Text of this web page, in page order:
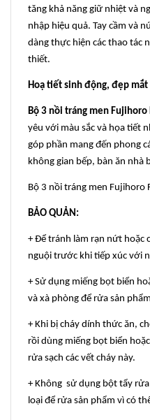
tăng khả năng giữ nhiệt và
nhập hiệu quả. Tay cầm và
dàng thực hiện các thao tác
thiết.
Hoạ tiết sinh động, đẹp mắt
Bộ 3 nồi tráng men Fujihoro
yêu với màu sắc và họa tiết
góp phần mang đến phong
không gian bếp, bàn ăn nhà
Bộ 3 nồi tráng men Fujihoro
BẢO QUẢN:
+ Để tránh làm rạn nứt hoặc
nguội trước khi tiếp xúc với
+ Sử dụng miếng bọt biển
và xà phòng để rửa sản
+ Khi bị cháy dính thức ăn,
rồi dùng miếng bọt biển
rửa sạch các vết cháy này.
+ Không sử dụng bột tẩy
loại để rửa sản phẩm vì có